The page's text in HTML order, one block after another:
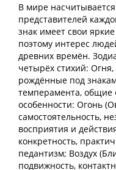
В мире
представителей
знак имеет свои
поэтому интерес
древних времён.
четырёх стихий:
рождённые под
темперамента, общие
особенности: Огонь
самостоятельность,
восприятия и
конкретность,
педантизм; Воздух
подвижность,